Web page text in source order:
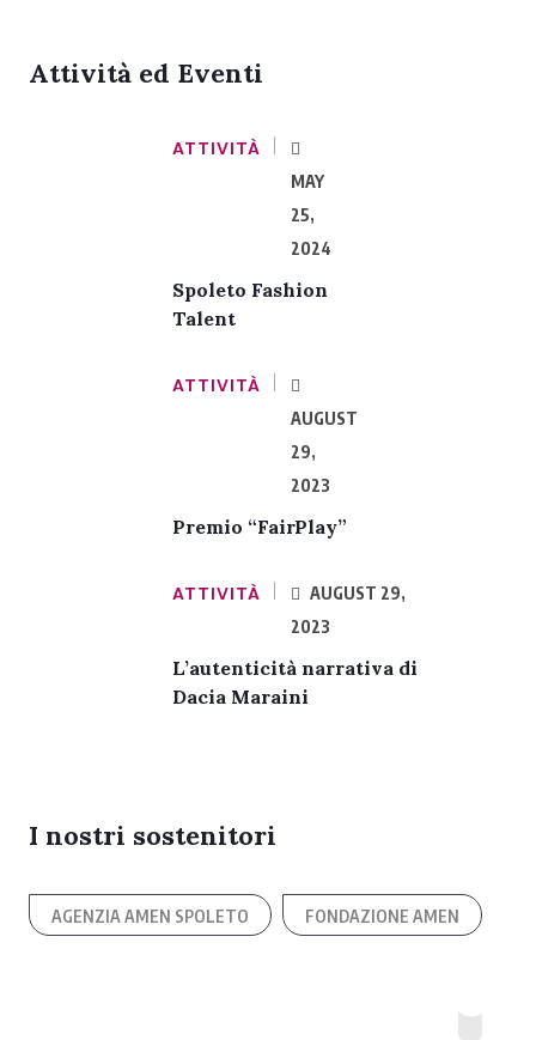
Attività ed Eventi
ATTIVITÀ
MAY
25,
2024
Spoleto Fashion
Talent
ATTIVITÀ
AUGUST
29,
2023
Premio “FairPlay”
ATTIVITÀ
AUGUST 29,
2023
L’autenticità narrativa di
Dacia Maraini
I nostri sostenitori
AGENZIA AMEN SPOLETO FONDAZIONE AMEN